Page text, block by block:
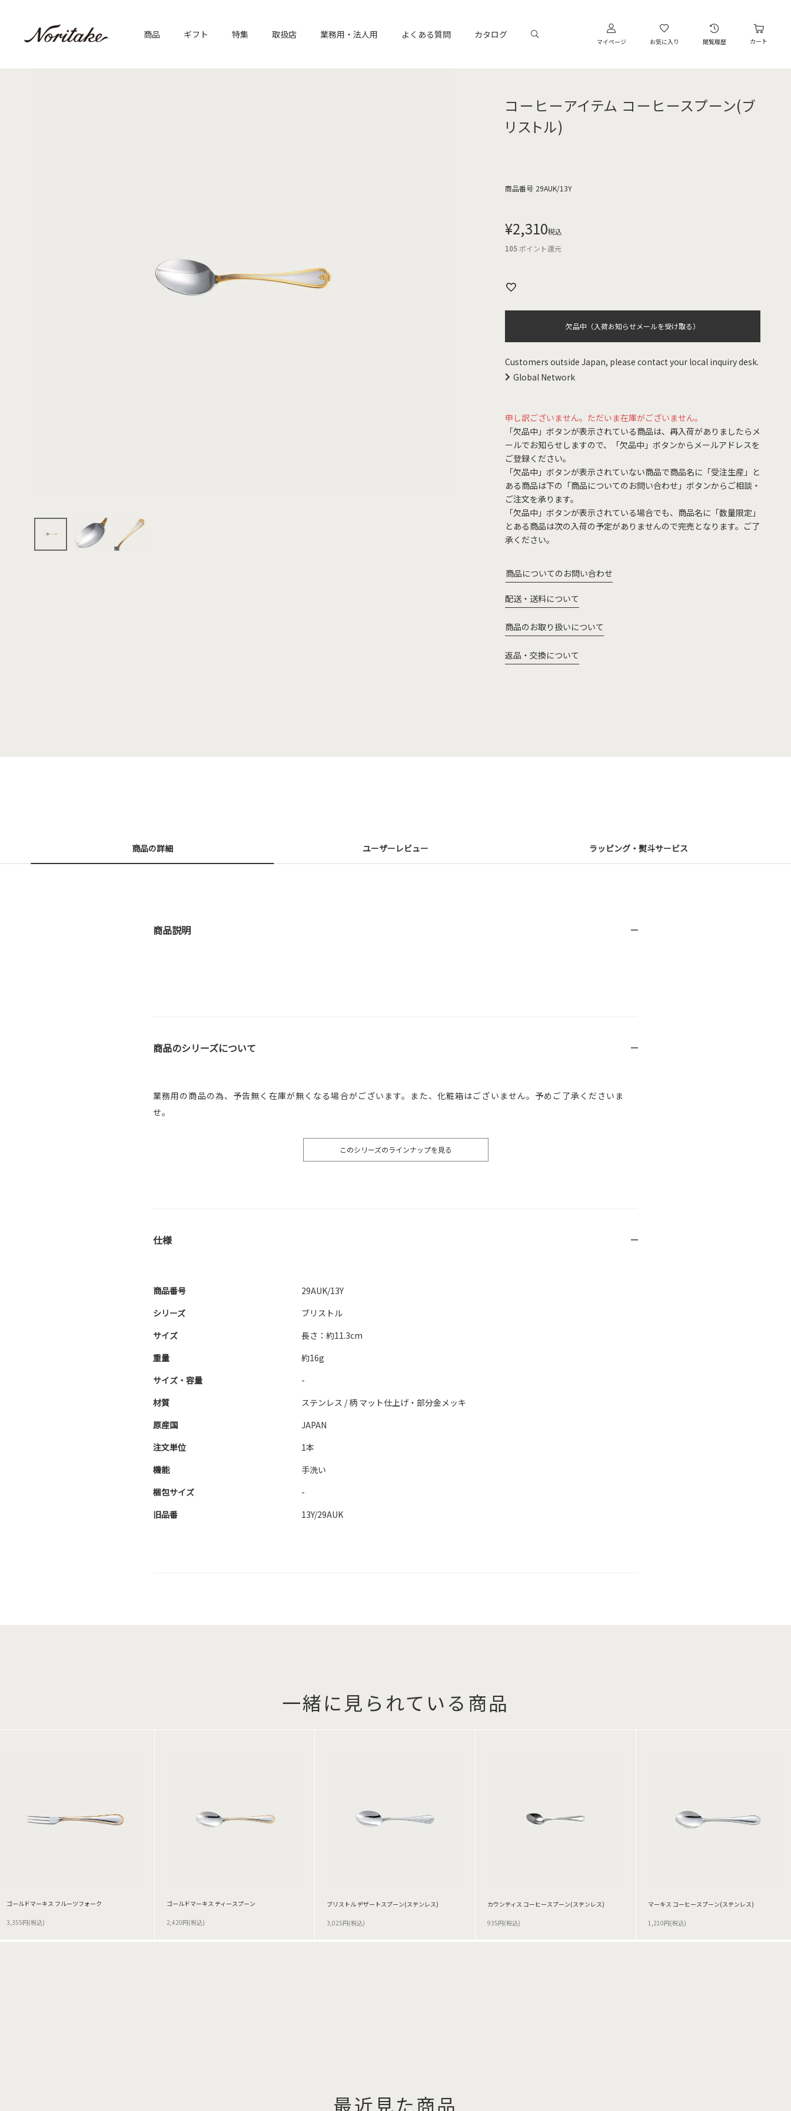
商品 ギフト 特集 取扱店 業務用・法人用 よくある質問 カタログ
マイページ お気に入り 閲覧履歴 カート
コーヒーアイテム コーヒースプーン(ブ
リストル)
商品番号 29AUK/13Y
¥2,310税込
105ポイント還元
欠品中（入荷お知らせメールを受け取る）
Customers outside Japan, please contact your local inquiry desk.
Global Network
申し訳ございません。ただいま在庫がございません。
「欠品中」ボタンが表示されている商品は、再入荷がありましたらメ
ールでお知らせしますので、「欠品中」ボタンからメールアドレスを
ご登録ください。
「欠品中」ボタンが表示されていない商品で商品名に「受注生産」と
ある商品は下の「商品についてのお問い合わせ」ボタンからご相談・
ご注文を承ります。
「欠品中」ボタンが表示されている場合でも、商品名に「数量限定」
とある商品は次の入荷の予定がありませんので完売となります。ご了
承ください。
商品についてのお問い合わせ
配送・送料について
商品のお取り扱いについて
返品・交換について
商品の詳細 ユーザーレビュー ラッピング・熨斗サービス
商品説明
商品のシリーズについて
業務用の商品の為、予告無く在庫が無くなる場合がございます。また、化粧箱はございません。予めご了承くださいま
せ。
このシリーズのラインナップを見る
仕様
商品番号
29AUK/13Y
シリーズ
ブリストル
サイズ
長さ：約11.3cm
重量
約16g
サイズ・容量
-
材質
ステンレス / 柄 マット仕上げ・部分金メッキ
原産国
JAPAN
注文単位
1本
機能
手洗い
梱包サイズ
-
旧品番
13Y/29AUK
一緒に見られている商品
ゴールドマーキス フルーツフォーク
3,355円(税込)
ゴールドマーキス ティースプーン
2,420円(税込)
ブリストル デザートスプーン(ステンレス)
3,025円(税込)
カウンティス コーヒースプーン(ステンレス)
935円(税込)
マーキス コーヒースプーン(ステンレス)
1,210円(税込)
最近見た商品